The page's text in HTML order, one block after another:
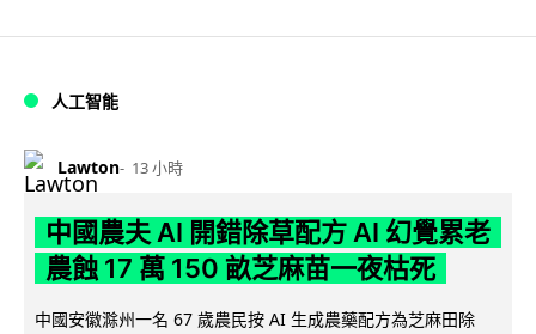
人工智能
Lawton 13 小時
中國農夫 AI 開錯除草配方 AI 幻覺累老
農蝕 17 萬 150 畝芝麻苗一夜枯死
中國安徽滁州一名 67 歲農民按 AI 生成農藥配方為芝麻田除